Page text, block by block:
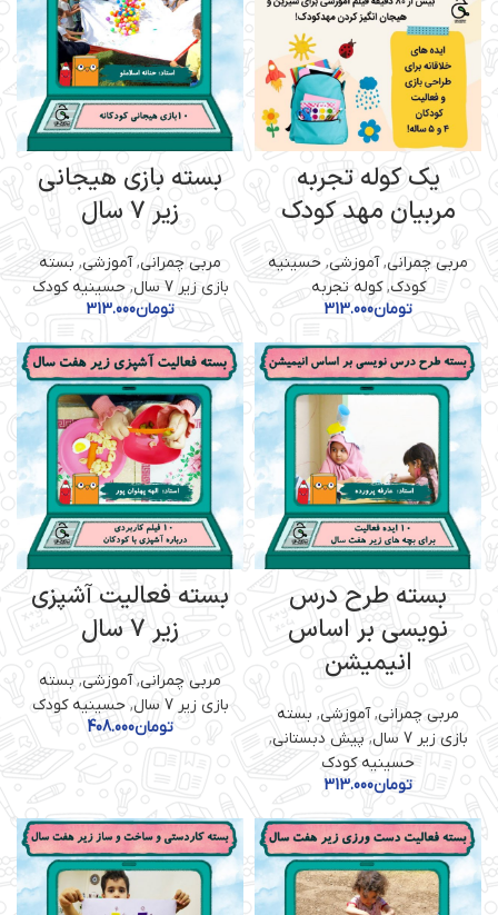
یک کوله تجربه
مربیان مهد کودک
مربی چمرانی,آموزشی, حسینیه
کودک,کوله تجربه
تومان313.000
بسته بازی هیجانی
زیر 7 سال
مربی چمرانی,آموزشی, بسته
بازی زیر 7 سال
,حسینیه کودک
تومان313.000
بسته طرح درس
نویسی بر اساس
انیمیشن
مربی چمرانی,آموزشی, بسته
بازی زیر 7 سال
, پیش دبستانی,
حسینیه کودک
تومان313.000
بسته فعالیت آشپزی
زیر 7 سال
مربی چمرانی,آموزشی, بسته
بازی زیر 7 سال
,حسینیه کودک
تومان408.000